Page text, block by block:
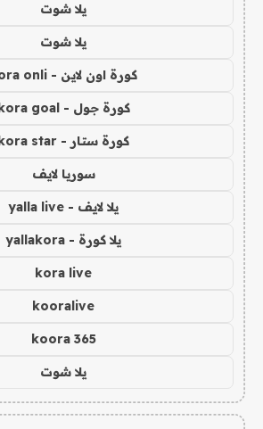
يلا شوت
يلا شوت
كورة اون لاين - kora onli
كورة جول - kora goal
كورة ستار - kora star
سوريا لايف
يلا لايف - yalla live
يلا كورة - yallakora
kora live
kooralive
koora 365
يلا شوت